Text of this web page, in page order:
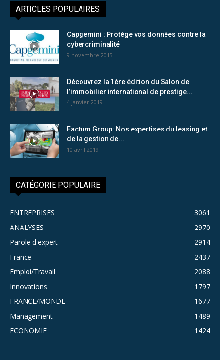
ARTICLES POPULAIRES
Capgemini : Protège vos données contre la
cybercriminalité
9 novembre 2015
Découvrez la 1ère édition du Salon de
l’immobilier international de prestige...
4 janvier 2019
Factum Group: Nos expertises du leasing et
de la gestion de...
10 avril 2019
CATÉGORIE POPULAIRE
ENTREPRISES
3061
ANALYSES
2970
Parole d'expert
2914
France
2437
Emploi/Travail
2088
Innovations
1797
FRANCE/MONDE
1677
Management
1489
ECONOMIE
1424